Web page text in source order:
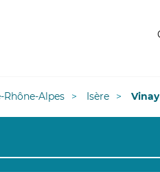
Rhône-Alpes Isère Vinay